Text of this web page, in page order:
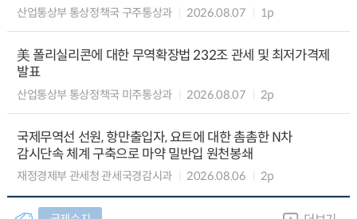
산업통상부 통상정책국 구주통상과 2026.08.07 1p
美 폴리실리콘에 대한 무역확장법 232조 관세 및 최저가격제
발표
산업통상부 통상정책국 미주통상과 2026.08.07 2p
국제무역선 선원, 항만출입자, 요트에 대한 촘촘한 N차
감시단속 체계 구축으로 마약 밀반입 원천봉쇄
재정경제부 관세청 관세국경감시과 2026.08.06 2p